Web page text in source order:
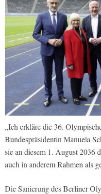
„Ich erkläre die 36.
Bundespräsidentin Manuela
sie an diesem 1. August 2036
auch in anderem Rahmen als
Die Sanierung des Berliner